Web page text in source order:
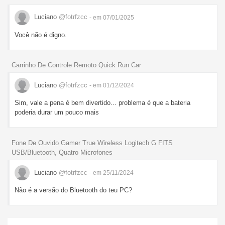
Luciano @fotrfzcc - em 07/01/2025
Você não é digno.
Carrinho De Controle Remoto Quick Run Car
Luciano @fotrfzcc - em 01/12/2024
Sim, vale a pena é bem divertido... problema é que a bateria
poderia durar um pouco mais
Fone De Ouvido Gamer True Wireless Logitech G FITS
USB/Bluetooth, Quatro Microfones
Luciano @fotrfzcc - em 25/11/2024
Não é a versão do Bluetooth do teu PC?